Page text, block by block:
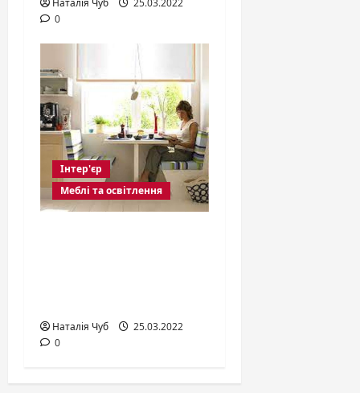
0
Інтер'єр
Меблі та освітлення
Наталія Чуб
25.03.2022
0